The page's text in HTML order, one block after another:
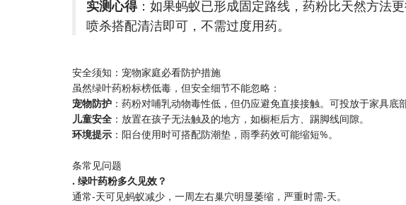
​实测心得​：如果蚂蚁已形成固定路线，药粉比天然方法
喷杀搭配清洁即可，不需过度用药。
安全须知：宠物家庭必看防护措施
虽然绿叶药粉标榜低毒，但安全细节不能忽略：
​宠物防护​ ：药粉对哺乳动物毒性低，但仍应避免直接接触。可投放于家具底
​儿童安全​ ​：放置在孩子无法触及的地方，如橱柜后方、踢脚线间隙。
​环境提示​ ​：阳台使用时可搭配防潮垫，雨季药效可能缩短%。
条常见问题
​. 绿叶药粉多久见效？​
通常-天可见蚂蚁减少，一周左右巢穴明显萎缩，严重时需-天。